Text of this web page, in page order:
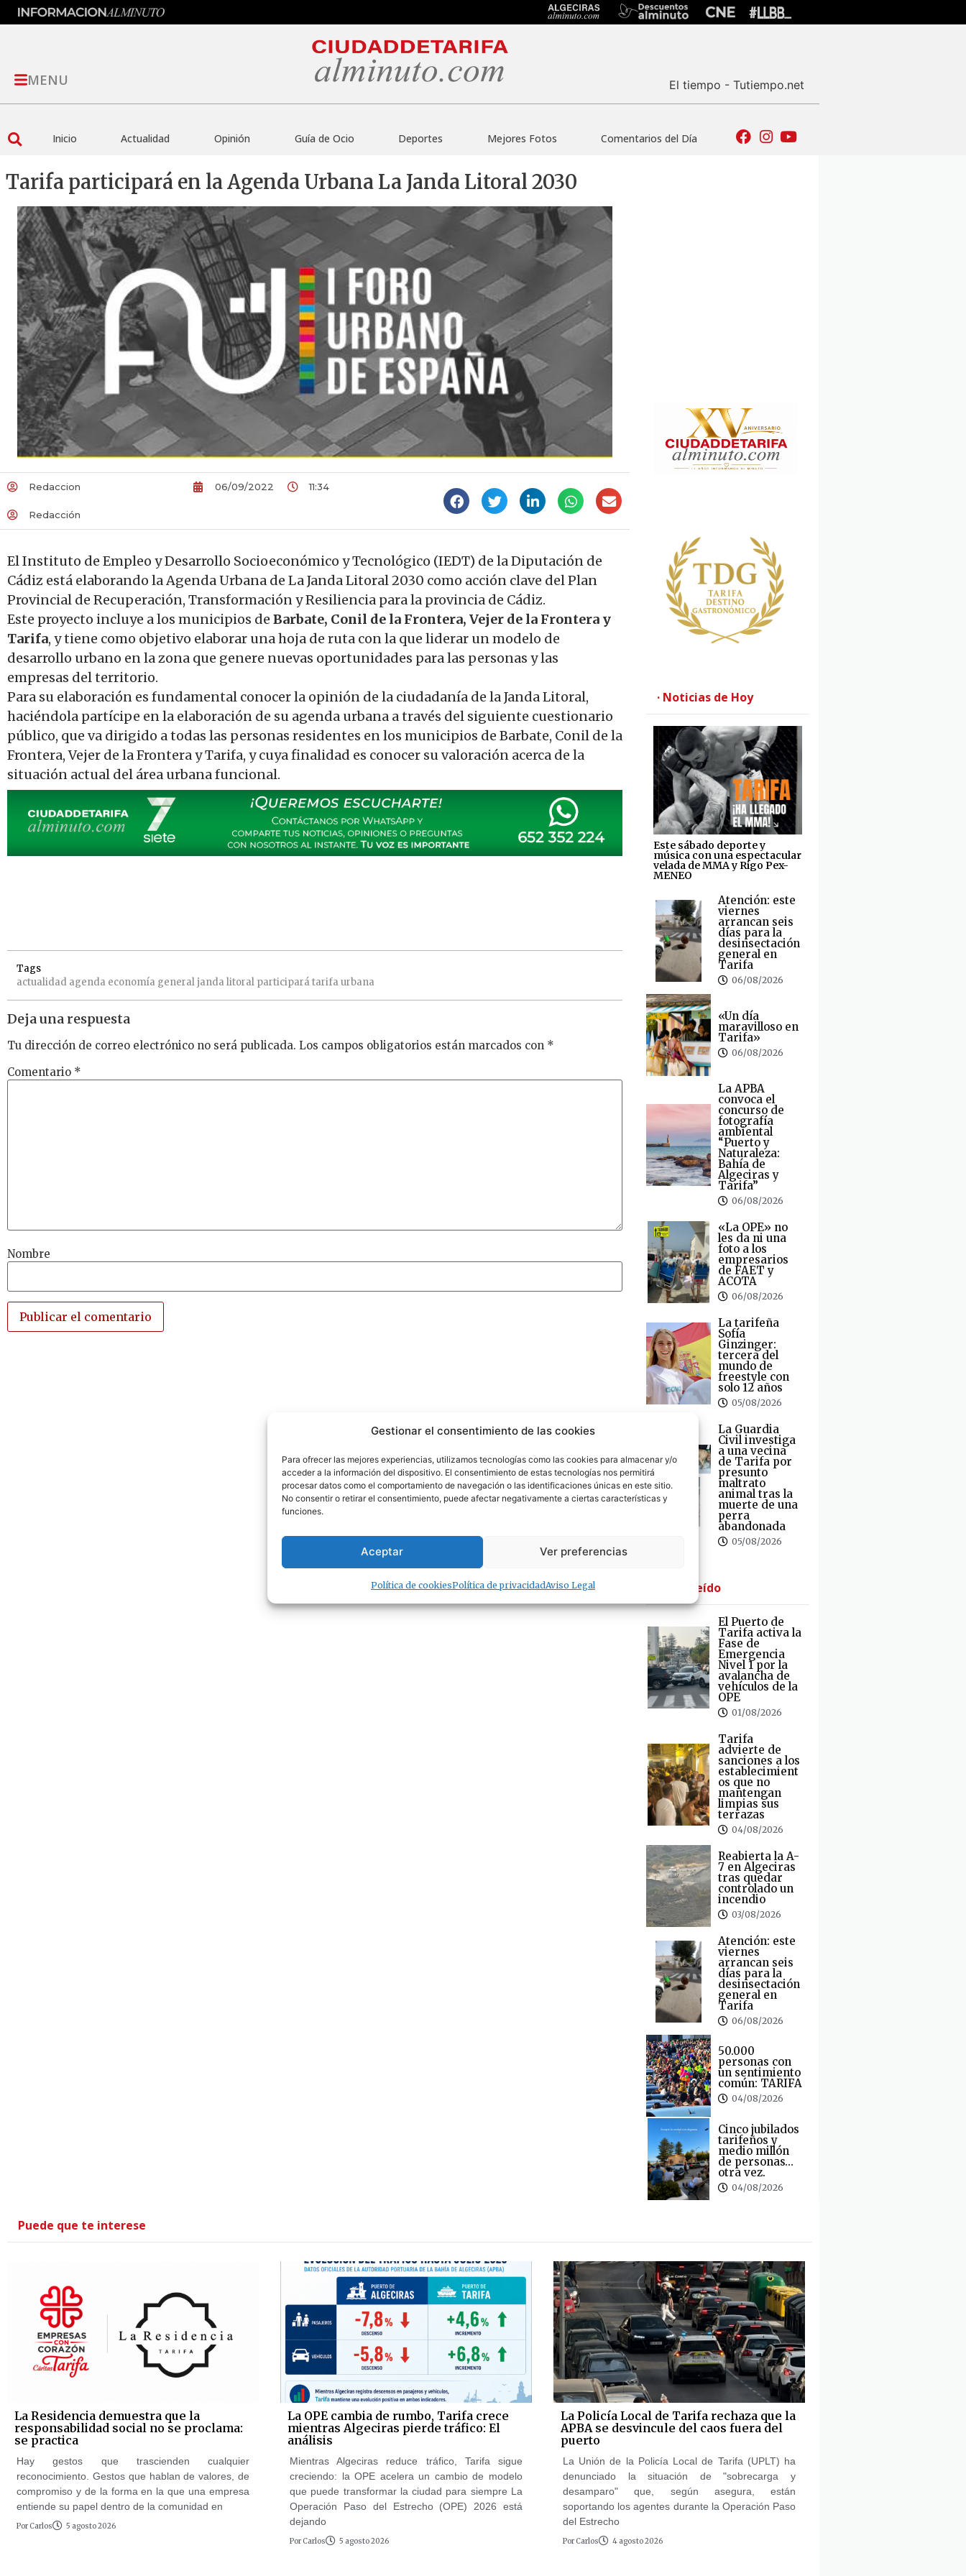
Gestionar el consentimiento de las cookies
Para ofrecer las mejores experiencias, utilizamos tecnologías como las cookies para almacenar y/o
acceder a la información del dispositivo. El consentimiento de estas tecnologías nos permitirá
procesar datos como el comportamiento de navegación o las identificaciones únicas en este sitio.
No consentir o retirar el consentimiento, puede afectar negativamente a ciertas características y
funciones.
Aceptar Ver preferencias
Política de cookiesPolítica de privacidadAviso Legal
MENU El tiempo - Tutiempo.net
Inicio Actualidad Opinión Guía de Ocio Deportes Mejores Fotos Comentarios del Día
Tarifa participará en la Agenda Urbana La Janda Litoral 2030
Redaccion
Redacción
06/09/2022 11:34
El Instituto de Empleo y Desarrollo Socioeconómico y Tecnológico (IEDT) de la Diputación de
Cádiz está elaborando la Agenda Urbana de La Janda Litoral 2030 como acción clave del Plan
Provincial de Recuperación, Transformación y Resiliencia para la provincia de Cádiz.
Este proyecto incluye a los municipios de Barbate, Conil de la Frontera, Vejer de la Frontera y
Tarifa, y tiene como objetivo elaborar una hoja de ruta con la que liderar un modelo de
desarrollo urbano en la zona que genere nuevas oportunidades para las personas y las
empresas del territorio.
Para su elaboración es fundamental conocer la opinión de la ciudadanía de la Janda Litoral,
haciéndola partícipe en la elaboración de su agenda urbana a través del siguiente cuestionario
público, que va dirigido a todas las personas residentes en los municipios de Barbate, Conil de la
Frontera, Vejer de la Frontera y Tarifa, y cuya finalidad es conocer su valoración acerca de la
situación actual del área urbana funcional.
Tags
actualidad agenda economía generaljanda litoral participará tarifa urbana
Deja una respuesta
Tu dirección de correo electrónico no será publicada. Los campos obligatorios están marcados con *
Comentario *
Nombre
· Noticias de Hoy
Este sábado deporte y
música con una espectacular
velada de MMA y Rigo Pex-
MENEO
Atención: este
viernes
arrancan seis
días para la
desinsectación
general en
Tarifa
06/08/2026
«Un día
maravilloso en
Tarifa»
06/08/2026
La APBA
convoca el
concurso de
fotografía
ambiental
“Puerto y
Naturaleza:
Bahía de
Algeciras y
Tarifa”
06/08/2026
«La OPE» no
les da ni una
foto a los
empresarios
de FAET y
ACOTA
06/08/2026
La tarifeña
Sofía
Ginzinger:
tercera del
mundo de
freestyle con
solo 12 años
05/08/2026
La Guardia
Civil investiga
a una vecina
de Tarifa por
presunto
maltrato
animal tras la
muerte de una
perra
abandonada
05/08/2026
· Lo + Leído
El Puerto de
Tarifa activa la
Fase de
Emergencia
Nivel 1 por la
avalancha de
vehículos de la
OPE
01/08/2026
Tarifa
advierte de
sanciones a los
establecimient
os que no
mantengan
limpias sus
terrazas
04/08/2026
Reabierta la A-
7 en Algeciras
tras quedar
controlado un
incendio
03/08/2026
Atención: este
viernes
arrancan seis
días para la
desinsectación
general en
Tarifa
06/08/2026
50.000
personas con
un sentimiento
común: TARIFA
04/08/2026
Cinco jubilados
tarifeños y
medio millón
de personas…
otra vez.
04/08/2026
Puede que te interese
La Residencia demuestra que la
responsabilidad social no se proclama:
se practica
Hay gestos que trascienden cualquier
reconocimiento. Gestos que hablan de valores, de
compromiso y de la forma en la que una empresa
entiende su papel dentro de la comunidad en
Por Carlos 5 agosto 2026
La OPE cambia de rumbo, Tarifa crece
mientras Algeciras pierde tráfico: El
análisis
Mientras Algeciras reduce tráfico, Tarifa sigue
creciendo: la OPE acelera un cambio de modelo
que puede transformar la ciudad para siempre La
Operación Paso del Estrecho (OPE) 2026 está
dejando
Por Carlos 5 agosto 2026
La Policía Local de Tarifa rechaza que la
APBA se desvincule del caos fuera del
puerto
La Unión de la Policía Local de Tarifa (UPLT) ha
denunciado la situación de "sobrecarga y
desamparo" que, según asegura, están
soportando los agentes durante la Operación Paso
del Estrecho
Por Carlos 4 agosto 2026